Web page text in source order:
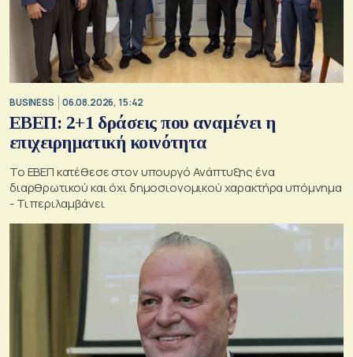
BUSINESS 06.08.2026, 15:42
ΕΒΕΠ: 2+1 δράσεις που αναμένει η
επιχειρηματική κοινότητα
Το ΕΒΕΠ κατέθεσε στον υπουργό Ανάπτυξης ένα
διαρθρωτικού και όχι δημοσιονομικού χαρακτήρα υπόμνημα
- Τι περιλαμβάνει